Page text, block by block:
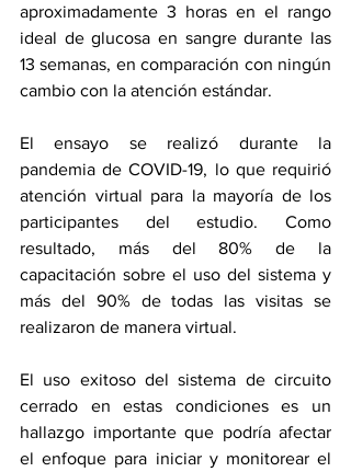
aproximadamente 3 horas en el rango
ideal de glucosa en sangre durante las
13 semanas, en comparación con ningún
cambio con la atención estándar.
El ensayo se realizó durante la
pandemia de COVID-19, lo que requirió
atención virtual para la mayoría de los
participantes del estudio. Como
resultado, más del 80% de la
capacitación sobre el uso del sistema y
más del 90% de todas las visitas se
realizaron de manera virtual.
El uso exitoso del sistema de circuito
cerrado en estas condiciones es un
hallazgo importante que podría afectar
el enfoque para iniciar y monitorear el